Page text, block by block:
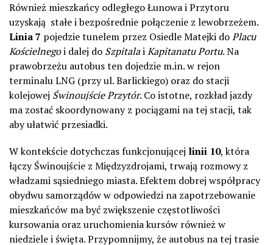
Również mieszkańcy odległego Łunowa i Przytoru
uzyskają stałe i bezpośrednie połączenie z lewobrzeżem.
Linia 7 pojedzie tunelem przez Osiedle Matejki doPlacu
Kościelnegoi dalej do SzpitalaiKapitanatu Portu. Na
prawobrzeżu autobus ten dojedzie m.in. w rejon
terminalu LNG (przy ul. Barlickiego) oraz do stacji
kolejowej Świnoujście Przytór. Co istotne, rozkład jazdy
ma zostać skoordynowany z pociągami na tej stacji, tak
aby ułatwić przesiadki.
W kontekście dotychczas funkcjonującej linii 10, która
łączy Świnoujście z Międzyzdrojami, trwają rozmowy z
władzami sąsiedniego miasta. Efektem dobrej współpracy
obydwu samorządów w odpowiedzi na zapotrzebowanie
mieszkańców ma być zwiększenie częstotliwości
kursowania oraz uruchomienia kursów również w
niedziele i święta. Przypomnijmy, że autobus na tej trasie